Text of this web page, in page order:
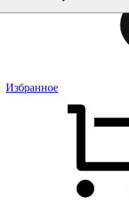
Избранное